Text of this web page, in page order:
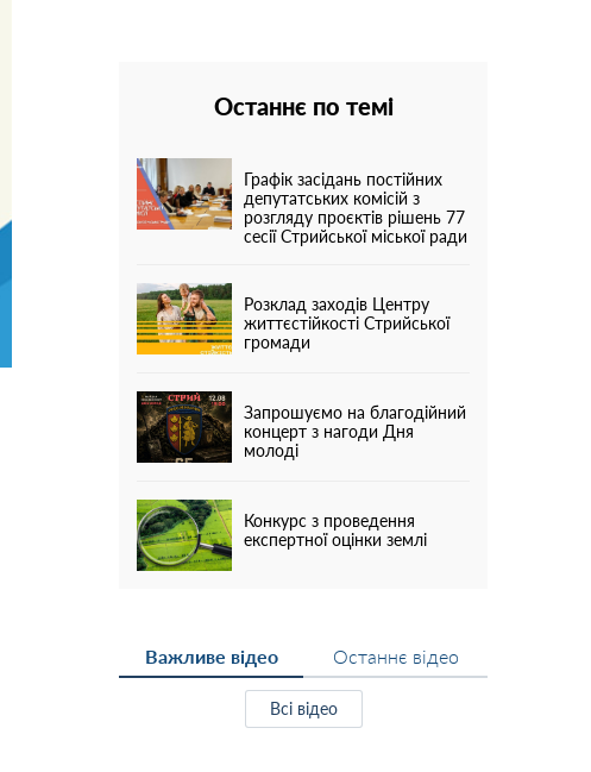
Останнє по темі
Графік засідань постійних
депутатських комісій з
розгляду проєктів рішень 77
сесії Стрийської міської ради
Розклад заходів Центру
життєстійкості Стрийської
громади
Запрошуємо на благодійний
концерт з нагоди Дня
молоді
Конкурс з проведення
експертної оцінки землі
Важливе відео Останнє відео
Всі відео